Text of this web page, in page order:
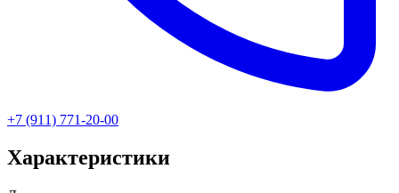
+7 (911) 771-20-00
Характеристики